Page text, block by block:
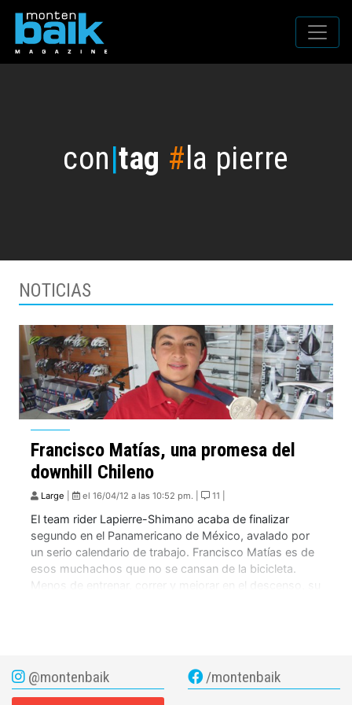
con|tag # la pierre
NOTICIAS
Francisco Matías, una promesa del
downhill Chileno
Large el 16/04/12 a las 10:52 pm. | 11 |
El team rider Lapierre-Shimano acaba de finalizar
segundo en el Panamericano de México, avalado por
un serio calendario de trabajo. Francisco Matías es de
esos muchachos que no se cansan de la bicicleta.
Menos de entrenar, correr y mejorar en el descenso, su
@montenbaik /montenbaik